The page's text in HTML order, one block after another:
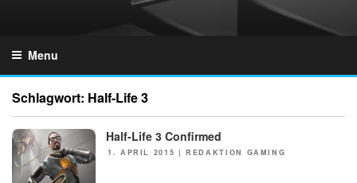
Menu
Schlagwort: Half-Life 3
NEWS Half-Life 3 Confirmed
POSTED
1. APRIL 2015 |REDAKTION GAMING